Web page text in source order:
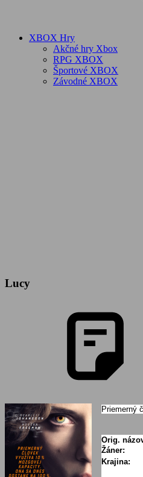
XBOX Hry
Akčné hry Xbox
RPG XBOX
Športové XBOX
Závodné XBOX
Lucy
Priemerný
Orig.
Žáner:
Krajina: